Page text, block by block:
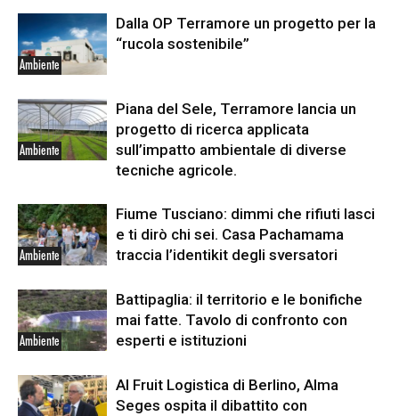
Ambiente
Dalla OP Terramore un progetto per la
“rucola sostenibile”
Ambiente
Piana del Sele, Terramore lancia un
progetto di ricerca applicata
sull’impatto ambientale di diverse
tecniche agricole.
Ambiente
Fiume Tusciano: dimmi che rifiuti lasci
e ti dirò chi sei. Casa Pachamama
traccia l’identikit degli sversatori
Ambiente
Battipaglia: il territorio e le bonifiche
mai fatte. Tavolo di confronto con
esperti e istituzioni
Al Fruit Logistica di Berlino, Alma
Seges ospita il dibattito con